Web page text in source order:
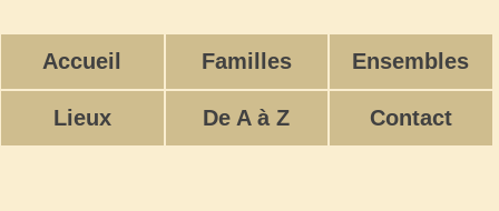
Accueil Familles Ensembles
Lieux De A à Z Contact